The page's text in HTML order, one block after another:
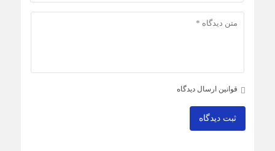
قوانین ارسال دیدگاه
ثبت دیدگاه